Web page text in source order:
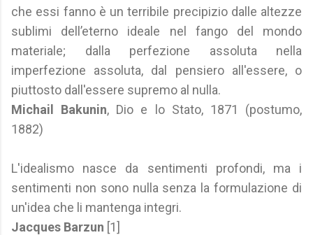
che essi fanno è un terribile precipizio dalle altezze
sublimi dell’eterno ideale nel fango del mondo
materiale; dalla perfezione assoluta nella
imperfezione assoluta, dal pensiero all'essere, o
piuttosto dall'essere supremo al nulla.
Michail Bakunin, Dio e lo Stato, 1871 (postumo,
1882)
L'idealismo nasce da sentimenti profondi, ma i
sentimenti non sono nulla senza la formulazione di
un'idea che li mantenga integri.
Jacques Barzun [1]